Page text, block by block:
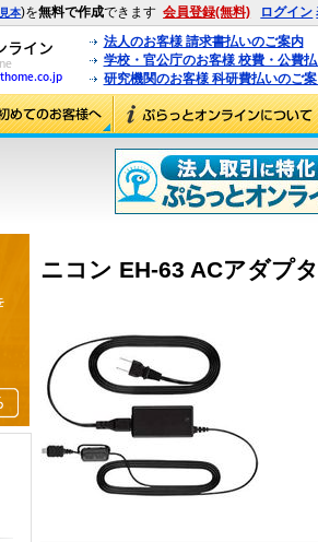
見本)を無料で作成できます 会員登録(無料) ログイン
法人のお客様 請求書払いのご案内
学校・官公庁のお客様 校費・公費
研究機関のお客様 科研費払いのご
ニコン EH-63 ACアダプ